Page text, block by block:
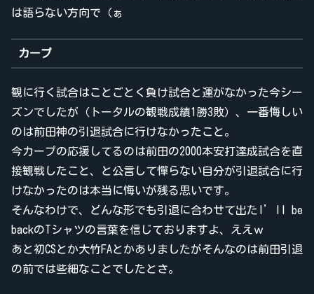
は語らない方向で（ぁ
カープ
観に行く試合はことごとく負け試合と運がなかった今シー
ズンでしたが（トータルの観戦成績1勝3敗）、一番悔しい
のは前田神の引退試合に行けなかったこと。
今カープの応援してるのは前田の2000本安打達成試合を直
接観戦したこと、と公言して憚らない自分が引退試合に行
けなかったのは本当に悔いが残る思いです。
そんなわけで、どんな形でも引退に合わせて出たI’ll be
backのTシャツの言葉を信じておりますよ、ええｗ
あと初CSとか大竹FAとかありましたがそんなのは前田引退
の前では些細なことでしたとさ。